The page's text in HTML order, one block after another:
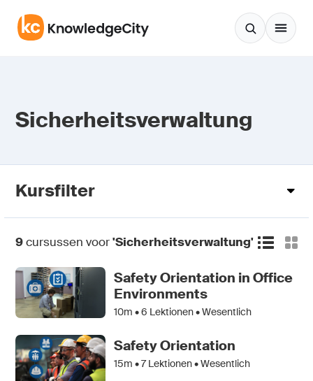
Sicherheitsverwaltung
Kursfilter
9cursussen voor'Sicherheitsverwaltung'
Safety Orientation in Office
Environments
10m •6 Lektionen • Wesentlich
Safety Orientation
15m •7Lektionen • Wesentlich